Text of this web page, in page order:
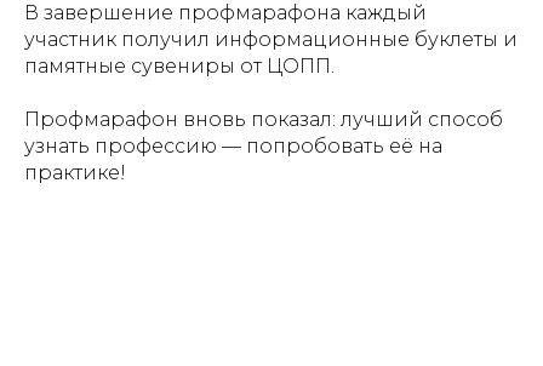
В завершение профмарафона каждый
участник получил информационные буклеты и
памятные сувениры от ЦОПП.
Профмарафон вновь показал: лучший способ
узнать профессию — попробовать её на
практике!